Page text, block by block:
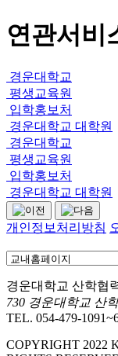
연관서비
경운대학교
평생교육원
입학홍보처
경운대학교 대학원
경운대학교
평생교육원
입학홍보처
경운대학교 대학원
개인정보처리방침
경운대학교 산학협
730 경운대학교 산
TEL. 054-479-
COPYRIGHT 2022